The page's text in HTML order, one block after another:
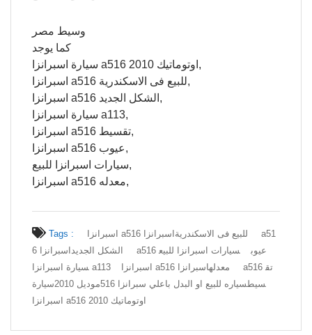
وسيط مصر
كما يوجد
سيارة اسبرانزا a516 اوتوماتيك 2010,
اسبرانزا a516 للبيع فى الاسكندرية,
اسبرانزا a516 الشكل الجديد,
سيارة اسبرانزا a113,
اسبرانزا a516 تقسيط,
اسبرانزا a516 عيوب,
سيارات اسبرانزا للبيع,
اسبرانزا a516 معدله,
Tags : اسبرانزا a516 للبيع فى الاسكندرية اسبرانزا a51
6 الشكل الجديد
اسبرانزا a516 عيوب
سيارات اسبرانزا للبيع
سيارة اسبرانزا a113
اسبرانزا a516 معدلهاسبرانزا a516 تق
سيط
سياره للبيع او البدل باعلي سبرانزا 516موديل 2010سيارة
اسبرانزا a516 اوتوماتيك 2010